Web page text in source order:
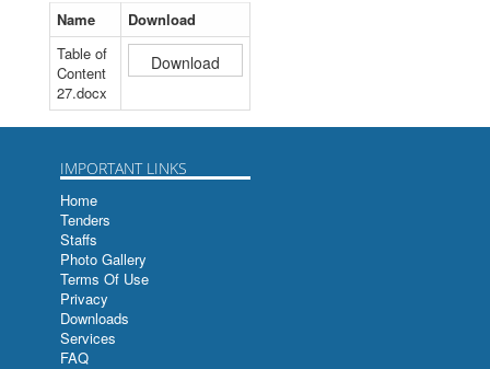
बृहत्सूचीपत्रम
बृहत्सूचीपत्रम
SAARC Voyage From Bangalore to Kathmandu
भूमिसम्बन्धी तमसुक-ताडपत्र
अगस्त्यसंहिता रत्नपरिक्षा च
हस्तलिखित ग्रन्थहरुको सुचिपत्र
वर्ष - २०६९ अंक -३०
वर्ष - २०७० अंक -३१
वर्ष - २०७१ अंक -३२
वर्ष - २०७३ अंक -३४
वर्ष - २०७४ अंक -३५
वर्ष - २०७५ अंक -३६
Name
Download
Table of
Content
27.docx
IMPORTANT LINKS
Home
Tenders
Staffs
Photo Gallery
Terms Of Use
Privacy
Downloads
Services
FAQ